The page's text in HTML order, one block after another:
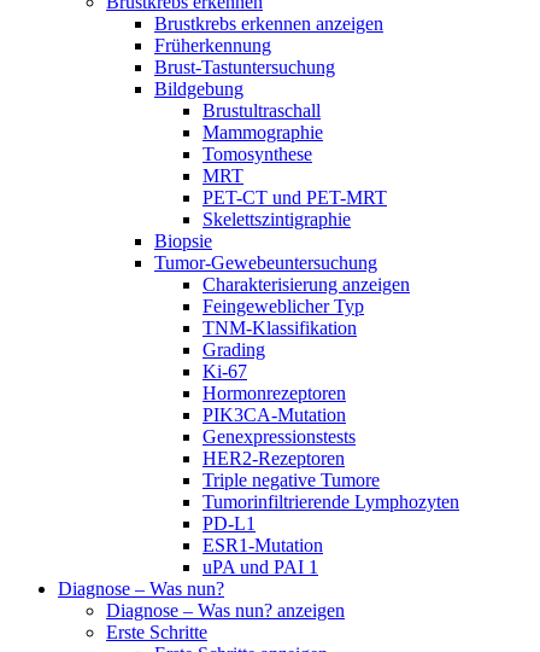
Brustkrebs erkennen anzeigen
Früherkennung
Brust-Tastuntersuchung
Bildgebung
Brustultraschall
Mammographie
Tomosynthese
MRT
PET-CT und PET-MRT
Skelettszintigraphie
Biopsie
Tumor-Gewebeuntersuchung
Charakterisierung anzeigen
Feingeweblicher Typ
TNM-Klassifikation
Grading
Ki-67
Hormonrezeptoren
PIK3CA-Mutation
Genexpressionstests
HER2-Rezeptoren
Triple negative Tumore
Tumorinfiltrierende Lymphozyten
PD-L1
ESR1-Mutation
uPA und PAI 1
Diagnose – Was nun?
Diagnose – Was nun? anzeigen
Erste Schritte